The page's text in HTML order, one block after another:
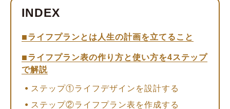
ライフプランとは人生の計画を立てること
ライフプラン表の作り方と使い方を4ステップ
で解説
ステップ①ライフデザインを設計する
ステップ②ライフプラン表を作成する